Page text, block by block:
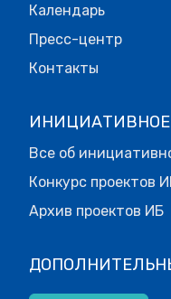
Календарь
Пресс-центр
Контакты
Все об
Конкурс проектов
Архив проектов ИБ